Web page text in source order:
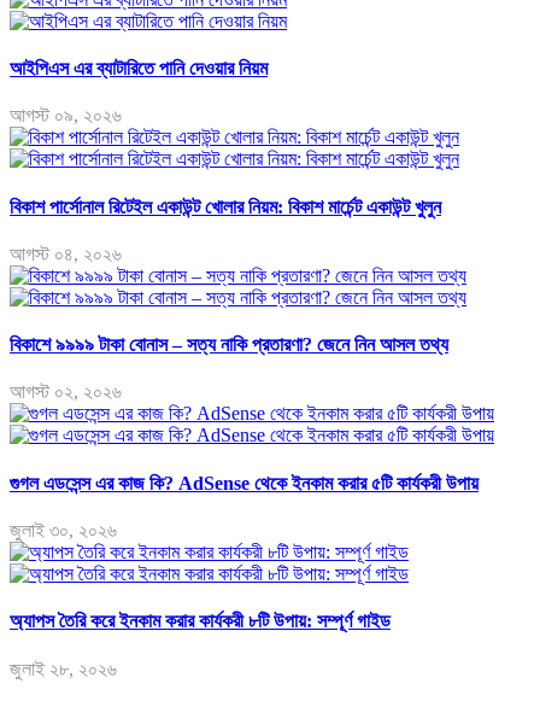
আইপিএস এর ব্যাটারিতে পানি দেওয়ার নিয়ম
আগস্ট ০৯, ২০২৬
বিকাশ পার্সোনাল রিটেইল একাউন্ট খোলার নিয়ম: বিকাশ মার্চেন্ট একাউন্ট খুলুন
আগস্ট ০৪, ২০২৬
বিকাশে ৯৯৯৯ টাকা বোনাস – সত্য নাকি প্রতারণা? জেনে নিন আসল তথ্য
আগস্ট ০২, ২০২৬
গুগল এডসেন্স এর কাজ কি? AdSense থেকে ইনকাম করার ৫টি কার্যকরী উপায়
জুলাই ৩০, ২০২৬
অ্যাপস তৈরি করে ইনকাম করার কার্যকরী ৮টি উপায়: সম্পূর্ণ গাইড
জুলাই ২৮, ২০২৬